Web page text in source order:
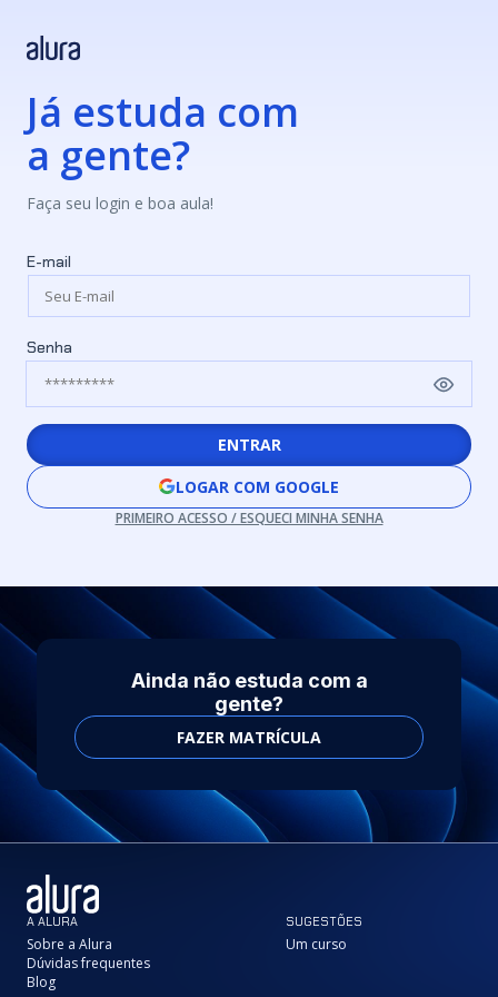
Já estuda com
a gente?
Faça seu login e boa aula!
E-mail
Senha
ENTRAR
LOGAR COM GOOGLE
PRIMEIRO ACESSO / ESQUECI MINHA SENHA
Ainda não estuda com a
gente?
FAZER MATRÍCULA
A ALURA
Sobre a Alura
Dúvidas frequentes
Blog
SUGESTÕES
Um curso